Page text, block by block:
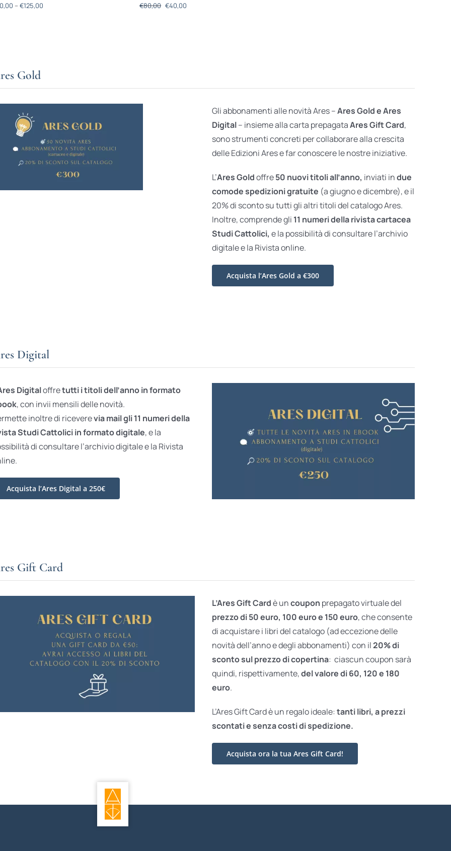
– €125,00 €80,00 €40,00
Gold
Gli abbonamenti alle novità Ares –Ares Gold e Ares
Digital– insieme alla carta prepagataAres Gift Card,
sono strumenti concreti per collaborare alla crescita
delle Edizioni Ares e far conoscere le nostre iniziative.
L’Ares Goldoffre50 nuovi titoli all’anno, inviati indue
comode spedizioni gratuite (a giugno e dicembre), e il
20% di sconto su tutti gli altri titoli del catalogo Ares.
Inoltre, comprende gli 11 numeri della rivista cartacea
Studi Cattolici, e la possibilità di consultare l’archivio
digitale e la Rivista online.
Acquista l’Ares Gold a €300
Digital
Digitaloffretutti i titoli dell’anno in formato
, con invii mensili delle novità.
inoltre di riceverevia mail gli 11 numeri della
Studi Cattolici in formato digitale, e la
di consultare l’archivio digitale e la Rivista
Acquista l’Ares Digital a 250€
Gift Card
L’Ares Gift Cardè uncoupon prepagato virtuale del
prezzo di 50 euro, 100 euro e 150 euro, che consente
di acquistare i libri del catalogo (ad eccezione delle
novità dell’anno e degli abbonamenti) con il20% di
sconto sul prezzo di copertina: ciascun coupon sarà
quindi, rispettivamente,del valore di 60, 120 e 180
euro.
L’Ares Gift Card è un regalo ideale: tanti libri, a prezzi
scontati esenza costi di spedizione.
Acquista ora la tua Ares Gift Card!